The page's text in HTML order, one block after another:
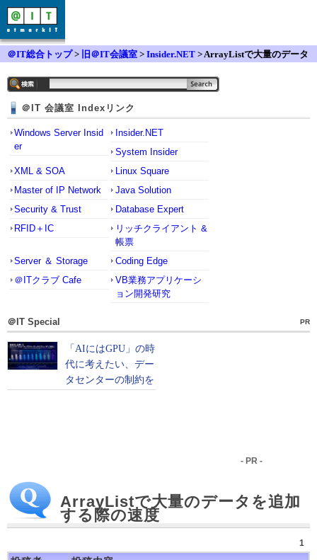
＠IT総合トップ> 旧＠IT会議室 > Insider.NET > ArrayListで大量のデータ
＠IT 会議室 Indexリンク
Windows Server Insid
er
Insider.NET
System Insider
XML & SOA
Linux Square
Master of IP Network
Java Solution
Security & Trust
Database Expert
RFID＋IC
リッチクライアント &
帳票
Server ＆ Storage
Coding Edge
＠ITクラブ Cafe
VB業務アプリケーシ
ョン開発研究
＠IT Special PR
- PR -
ArrayListで大量のデータを追加
する際の速度
1